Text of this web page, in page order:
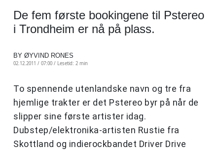
De fem første bookingene til Pstereo
i Trondheim er nå på plass.
BY ØYVIND RONES
02.12.2011 / 07:00 / Lesetid: 2 min
To spennende utenlandske navn og tre fra
hjemlige trakter er det Pstereo byr på når de
slipper sine første artister idag.
Dubstep/elektronika-artisten Rustie fra
Skottland og indierockbandet Driver Drive